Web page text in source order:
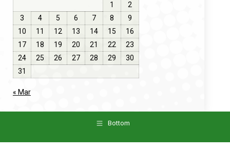
1
2
3
4 5 6 7 8
9
10
11 12 13 14 15
16
17
18 19 20 21 22
23
24
25 26 27 28 29
30
31
« Mar
Bottom